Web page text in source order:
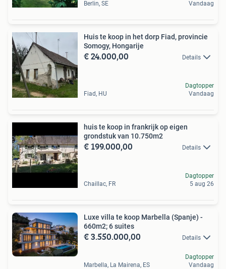
Berlin, SE
Vandaag
Huis te koop in het dorp Fiad, provincie
Somogy, Hongarije
€ 24.000,00 Details
Fiad, HU
Dagtopper
Vandaag
huis te koop in frankrijk op eigen
grondstuk van 10.750m2
€ 199.000,00 Details
Chaillac, FR
Dagtopper
5 aug 26
Luxe villa te koop Marbella (Spanje) -
660m2; 6 suites
€ 3.550.000,00 Details
Marbella, La Mairena, ES
Dagtopper
Vandaag